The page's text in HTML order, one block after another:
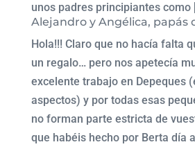
unos padres principiantes como
Alejandro y Angélica, papás
Hola!!! Claro que no hacía falta
un regalo… pero nos apetecía
excelente trabajo en Depeques
aspectos) y por todas esas
no forman parte estricta de
que habéis hecho por Berta día